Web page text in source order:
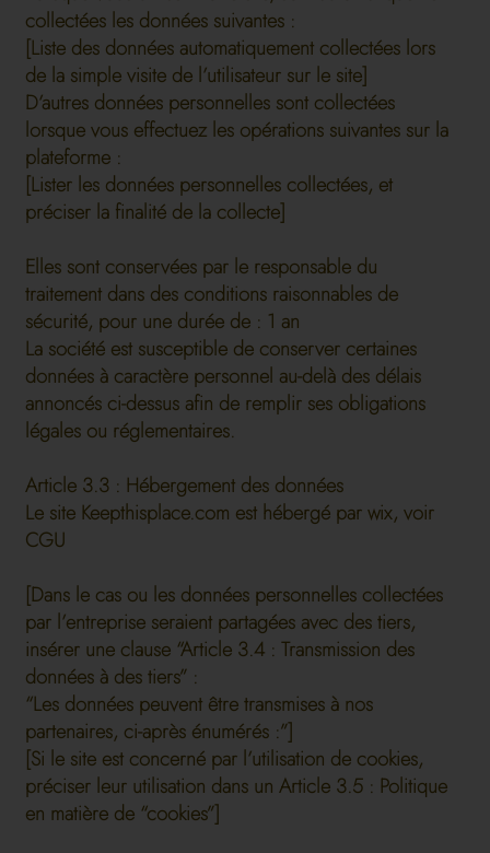
collectées les données suivantes :
[Liste des données automatiquement collectées lors
de la simple visite de l’utilisateur sur le site]
D’autres données personnelles sont collectées
lorsque vous effectuez les opérations suivantes sur la
plateforme :
[Lister les données personnelles collectées, et
préciser la finalité de la collecte]
Elles sont conservées par le responsable du
traitement dans des conditions raisonnables de
sécurité, pour une durée de : 1 an
La société est susceptible de conserver certaines
données à caractère personnel au-delà des délais
annoncés ci-dessus afin de remplir ses obligations
légales ou réglementaires.
Article 3.3 : Hébergement des données
Le site Keepthisplace.com est hébergé par wix, voir
CGU
[Dans le cas ou les données personnelles collectées
par l’entreprise seraient partagées avec des tiers,
insérer une clause “Article 3.4 : Transmission des
données à des tiers” :
“Les données peuvent être transmises à nos
partenaires, ci-après énumérés :”]
[Si le site est concerné par l’utilisation de cookies,
préciser leur utilisation dans un Article 3.5 : Politique
en matière de “cookies”]